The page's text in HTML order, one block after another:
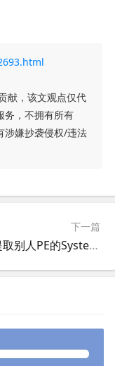
献，该文观点仅代
务，不拥有所有
涉嫌抄袭侵权/违法
下一篇
快速提取别人PE的System32里的文件来比较对比异同,方便pe制作